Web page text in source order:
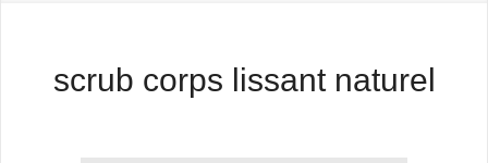
scrub corps lissant naturel